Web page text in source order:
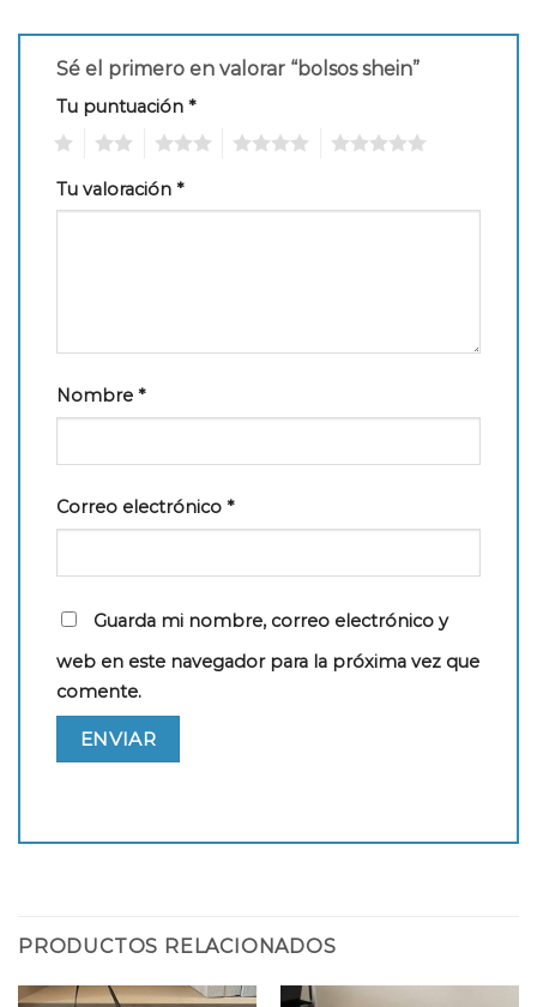
Sé el primero en valorar “bolsos shein”
Tu puntuación *
Tu valoración *
Nombre *
Correo electrónico *
Guarda mi nombre, correo electrónico y
web en este navegador para la próxima vez que
comente.
PRODUCTOS RELACIONADOS